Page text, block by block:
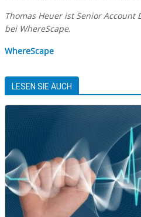
Thomas Heuer ist Senior Account
bei WhereScape.
WhereScape
LESEN SIE AUCH